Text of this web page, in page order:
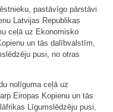
pastāvīgo pārstāvi
Latvijas Republikas
ceļā uz Ekonomisko
un tās dalībvalstīm,
pusi, no otras
nolīguma ceļā uz
Eiropas Kopienu un tās
Līgumslēdzēju pusi,